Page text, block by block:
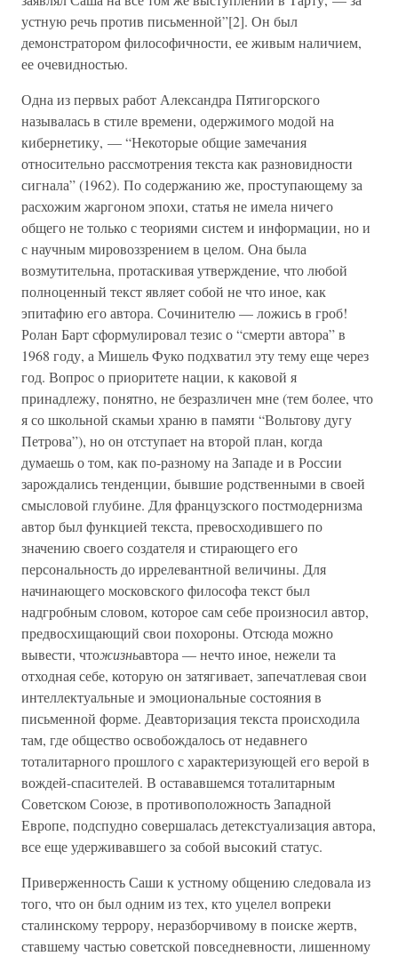
устную речь против письменной”[2]. Он был
демонстратором философичности, ее живым наличием,
ее очевидностью.
Одна из первых работ Александра Пятигорского
называлась в стиле времени, одержимого модой на
кибернетику, — “Некоторые общие замечания
относительно рассмотрения текста как разновидности
сигнала” (1962). По содержанию же, проступающему за
расхожим жаргоном эпохи, статья не имела ничего
общего не только с теориями систем и информации, но и
с научным мировоззрением в целом. Она была
возмутительна, протаскивая утверждение, что любой
полноценный текст являет собой не что иное, как
эпитафию его автора. Сочинителю — ложись в гроб!
Ролан Барт сформулировал тезис о “смерти автора” в
1968 году, а Мишель Фуко подхватил эту тему еще через
год. Вопрос о приоритете нации, к каковой я
принадлежу, понятно, не безразличен мне (тем более, что
я со школьной скамьи храню в памяти “Вольтову дугу
Петрова”), но он отступает на второй план, когда
думаешь о том, как по-разному на Западе и в России
зарождались тенденции, бывшие родственными в своей
смысловой глубине. Для французского постмодернизма
автор был функцией текста, превосходившего по
значению своего создателя и стирающего его
персональность до иррелевантной величины. Для
начинающего московского философа текст был
надгробным словом, которое сам себе произносил автор,
предвосхищающий свои похороны. Отсюда можно
вывести, чтожизньавтора — нечто иное, нежели та
отходная себе, которую он затягивает, запечатлевая свои
интеллектуальные и эмоциональные состояния в
письменной форме. Деавторизация текста происходила
там, где общество освобождалось от недавнего
тоталитарного прошлого с характеризующей его верой в
вождей-спасителей. В остававшемся тоталитарным
Советском Союзе, в противоположность Западной
Европе, подспудно совершалась детекстуализация автора,
все еще удерживавшего за собой высокий статус.
Приверженность Саши к устному общению следовала из
того, что он был одним из тех, кто уцелел вопреки
сталинскому террору, неразборчивому в поиске жертв,
ставшему частью советской повседневности, лишенному